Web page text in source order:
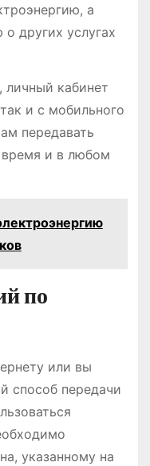
а
других услугах
личный кабинет
и с мобильного
передавать
время и в любом
по
или вы
способ передачи
указанному на